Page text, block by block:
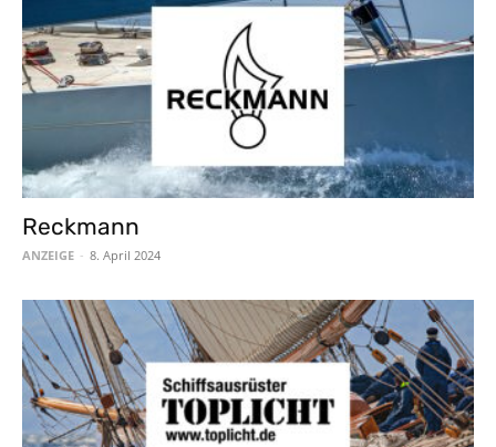
Reckmann
ANZEIGE - 8. April 2024